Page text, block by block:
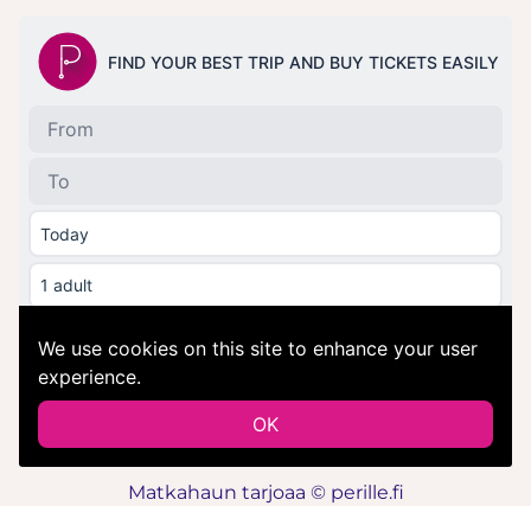
Matkahaun tarjoaa © perille.fi